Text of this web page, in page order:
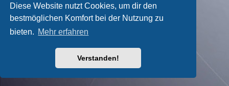
Diese Website nutzt Cookies, um dir den
bestmöglichen Komfort bei der Nutzung zu
bieten. Mehr erfahren
Verstanden!